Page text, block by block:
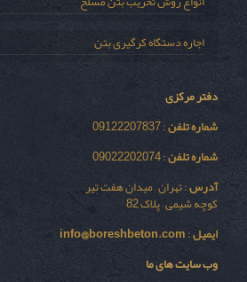
اجاره دستگاه کرگیری بتن
دفتر مرکزی
شماره تلفن: 09122207837
شماره تلفن: 09022202074
آدرس: تهران – میدان هفت تیر
کوچه شیمی – پلاک 82
ایمیل:
info@boreshbeton.com
وب سایت های ما